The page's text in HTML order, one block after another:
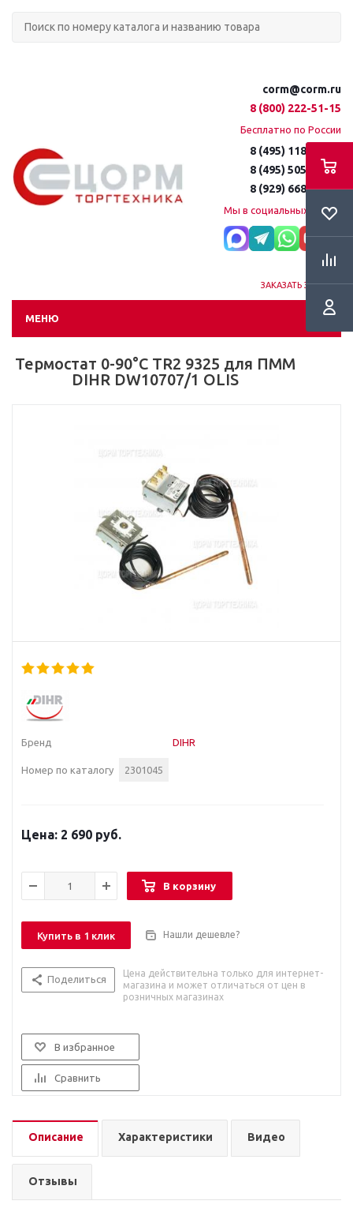
corm@corm.ru
8 (800) 222-51-15
Бесплатно по России
8 (495) 118-61-16
8 (495) 505-51-15
8 (929) 668-95-35
Мы в социальных сетях:
ЗАКАЗАТЬ ЗВОНОК
МЕНЮ
Термостат 0-90°С TR2 9325 для ПММ
DIHR DW10707/1 OLIS
Бренд DIHR
Номер по каталогу 2301045
2 690 руб.
В корзину
Купить в 1 клик Нашли дешевле?
Поделиться
Цена действительна только для интернет-
магазина и может отличаться от цен в
розничных магазинах
В избранное
Сравнить
Описание Характеристики Видео
Отзывы